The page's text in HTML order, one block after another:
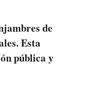
de
Esta
pública y